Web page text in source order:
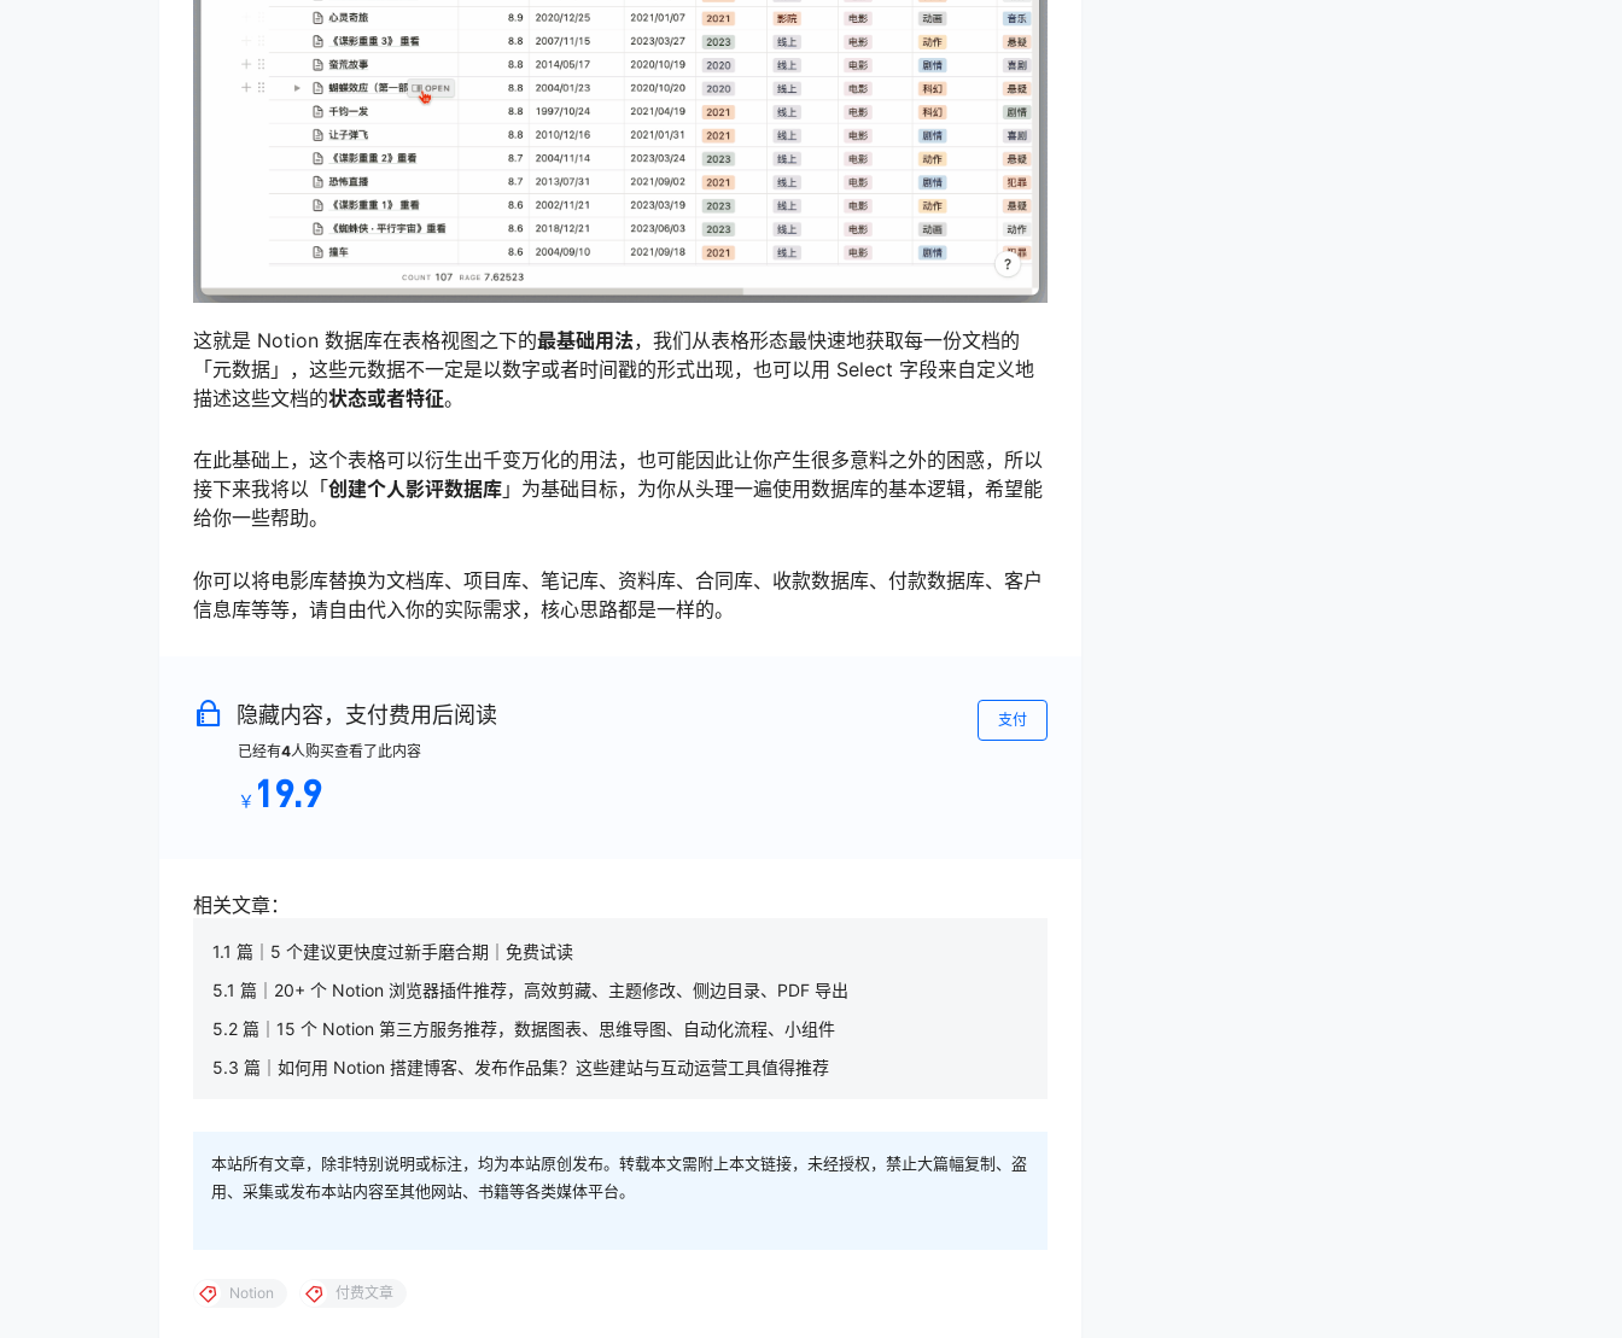
这就是 Notion 数据库在表格视图之下的最基础用法，我们从表格形态最快速地获取每一份文档的
「元数据」，这些元数据不一定是以数字或者时间戳的形式出现，也可以用 Select 字段来自定义地
描述这些文档的状态或者特征。
在此基础上，这个表格可以衍生出千变万化的用法，也可能因此让你产生很多意料之外的困惑，所以
接下来我将以「创建个人影评数据库 」为基础目标，为你从头理一遍使用数据库的基本逻辑，希望能
给你一些帮助。
你可以将电影库替换为文档库、项目库、笔记库、资料库、合同库、收款数据库、付款数据库、客户
信息库等等，请自由代入你的实际需求，核心思路都是一样的。
隐藏内容，支付费用后阅读
已经有4人购买查看了此内容
￥ 19.9
支付
相关文章：
1.1 篇｜5 个建议更快度过新手磨合期｜免费试读
5.1 篇｜20+ 个 Notion 浏览器插件推荐，高效剪藏、主题修改、侧边目录、PDF 导出
5.2 篇｜15 个 Notion 第三方服务推荐，数据图表、思维导图、自动化流程、小组件
5.3 篇｜如何用 Notion 搭建博客、发布作品集？这些建站与互动运营工具值得推荐
本站所有文章，除非特别说明或标注，均为本站原创发布。转载本文需附上本文链接，未经授权，禁止大篇幅复制、盗
用、采集或发布本站内容至其他网站、书籍等各类媒体平台。
Notion 付费文章